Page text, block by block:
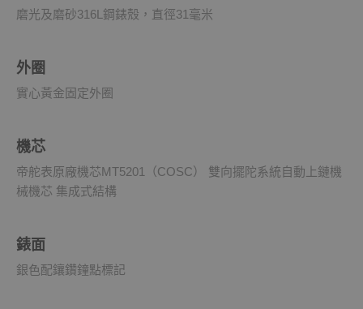
磨光及磨砂316L鋼錶殼，直徑31毫米
外圈
實心黃金固定外圈
機芯
帝舵表原廠機芯MT5201（COSC） 雙向擺陀系統自動上鏈機
械機芯 集成式結構
錶面
銀色配鑲鑽鐘點標記